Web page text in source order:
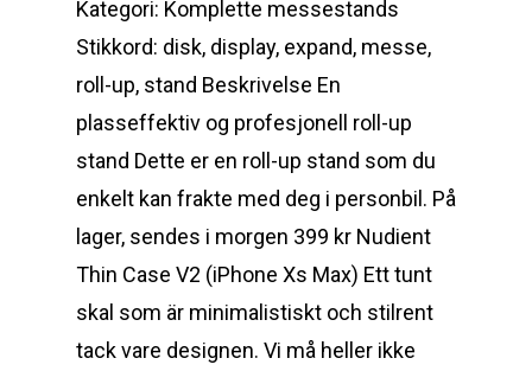
Kategori: Komplette messestands
Stikkord: disk, display, expand, messe,
roll-up, stand Beskrivelse En
plasseffektiv og profesjonell roll-up
stand Dette er en roll-up stand som du
enkelt kan frakte med deg i personbil. På
lager, sendes i morgen 399 kr Nudient
Thin Case V2 (iPhone Xs Max) Ett tunt
skal som är minimalistiskt och stilrent
tack vare designen. Vi må heller ikke